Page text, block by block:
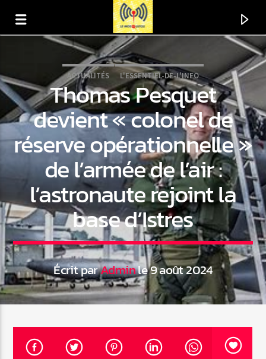
En ce moment
Titre
Artiste
Web-Radio-Années 100% 80s
07:00 22:00
ACTUALITÉS L'ESSENTIEL-DE-L'INFO
Thomas Pesquet
devient « colonel de
réserve opérationnelle »
de l’armée de l’air :
l’astronaute rejoint la
base d’Istres
Écrit parAdminle 9 août 2024